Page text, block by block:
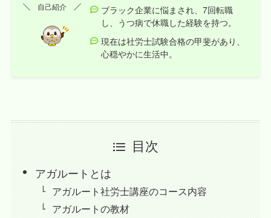
ブラック企業に悩まされ、7回転職
し、うつ病で休職した経験を持つ。
現在は社労士試験合格の甲斐があり、
心穏やかに生活中。
自己紹介
目次
アガルートとは
アガルート社労士講座のコース内容
アガルートの教材